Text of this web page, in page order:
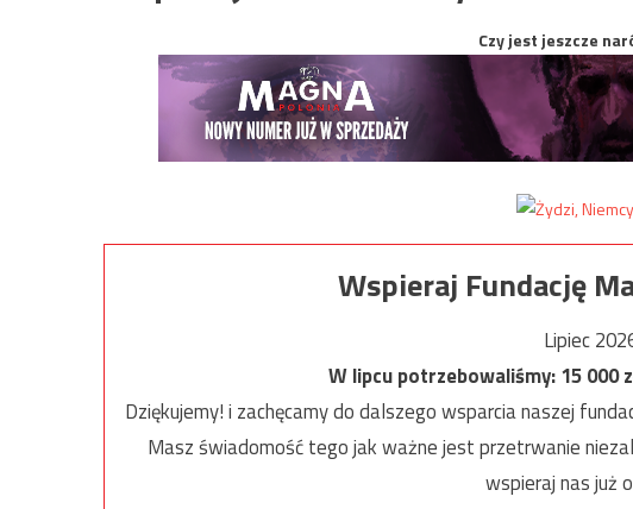
Czy jest jeszcze
Wspieraj Fundację
Lipiec
W lipcu potrzebowaliśmy:15 000
Dziękujemy! i zachęcamy do dalszego wsparcia naszej
Masz świadomość tego jak ważne jest przetrwanie
wspieraj nas już